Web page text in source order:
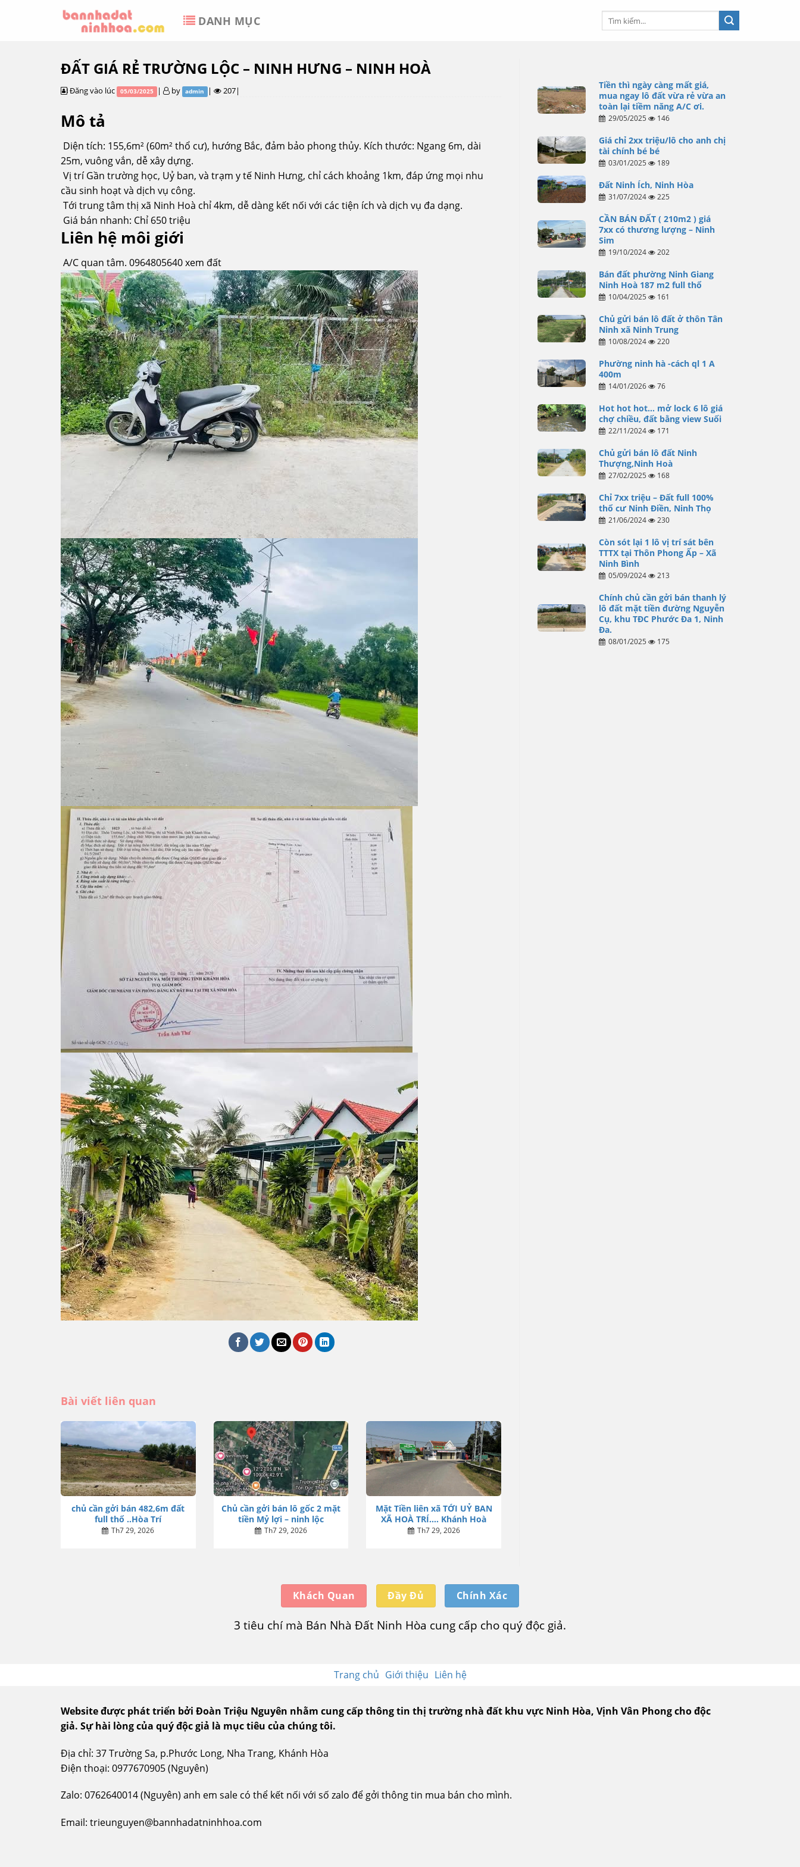
DANH MỤC
ĐẤT GIÁ RẺ TRƯỜNG LỘC – NINH HƯNG – NINH HOÀ
Đăng vào lúc 05/03/2025 | by admin | 207|
Mô tả
Diện tích: 155,6m² (60m² thổ cư), hướng Bắc, đảm bảo phong thủy. Kích thước: Ngang 6m, dài
25m, vuông vắn, dễ xây dựng.
Vị trí Gần trường học, Uỷ ban, và trạm y tế Ninh Hưng, chỉ cách khoảng 1km, đáp ứng mọi nhu
cầu sinh hoạt và dịch vụ công.
Tới trung tâm thị xã Ninh Hoà chỉ 4km, dễ dàng kết nối với các tiện ích và dịch vụ đa dạng.
Giá bán nhanh: Chỉ 650 triệu
Liên hệ môi giới
A/C quan tâm. 0964805640 xem đất
Bài viết liên quan
chủ cần gởi bán 482,6m đất
full thổ ..Hòa Trí
Th7 29, 2026
Chủ cần gởi bán lô gốc 2 mặt
tiền Mỷ lợi – ninh lộc
Th7 29, 2026
Mặt Tiền liên xã TỚI UỶ BAN
XÃ HOÀ TRÍ…. Khánh Hoà
Th7 29, 2026
Tiền thì ngày càng mất giá,
mua ngay lô đất vừa rẻ vừa an
toàn lại tiềm năng A/C ơi.
29/05/2025 146
Giá chỉ 2xx triệu/lô cho anh chị
tài chính bé bé
03/01/2025 189
Đất Ninh Ích, Ninh Hòa
31/07/2024 225
CẦN BÁN ĐẤT ( 210m2 ) giá
7xx có thương lượng – Ninh
Sim
19/10/2024 202
Bán đất phường Ninh Giang
Ninh Hoà 187 m2 full thổ
10/04/2025 161
Chủ gửi bán lô đất ở thôn Tân
Ninh xã Ninh Trung
10/08/2024 220
Phường ninh hà -cách ql 1 A
400m
14/01/2026 76
Hot hot hot… mở lock 6 lô giá
chợ chiều, đất bằng view Suối
22/11/2024 171
Chủ gửi bán lô đất Ninh
Thượng,Ninh Hoà
27/02/2025 168
Chỉ 7xx triệu – Đất full 100%
thổ cư Ninh Điền, Ninh Thọ
21/06/2024 230
Còn sót lại 1 lô vị trí sát bên
TTTX tại Thôn Phong Ấp – Xã
Ninh Bình
05/09/2024 213
Chính chủ cần gởi bán thanh lý
lô đất mặt tiền đường Nguyễn
Cụ, khu TĐC Phước Đa 1, Ninh
Đa.
08/01/2025 175
Khách Quan Đầy Đủ Chính Xác
3 tiêu chí mà Bán Nhà Đất Ninh Hòa cung cấp cho quý độc giả.
Trang chủ Giới thiệu Liên hệ
Website được phát triển bởi Đoàn Triệu Nguyên nhằm cung cấp thông tin thị trường nhà đất khu vực Ninh Hòa, Vịnh Vân Phong cho độc
giả. Sự hài lòng của quý độc giả là mục tiêu của chúng tôi.
Địa chỉ: 37 Trường Sa, p.Phước Long, Nha Trang, Khánh Hòa
Điện thoại: 0977670905 (Nguyên)
Zalo: 0762640014 (Nguyên) anh em sale có thể kết nối với số zalo để gởi thông tin mua bán cho mình.
Email: trieunguyen@bannhadatninhhoa.com